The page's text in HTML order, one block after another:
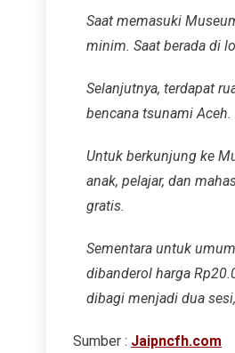
Saat memasuki
minim. Saat berada di
Selanjutnya, terdapat
bencana tsunami Aceh.
Untuk berkunjung ke
anak, pelajar, dan
gratis.
Sementara untuk
dibanderol harga
dibagi menjadi dua
Sumber : Jaipncfh.com